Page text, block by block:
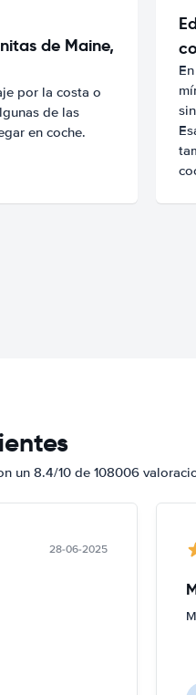
de Maine,
por la costa o
de las
en coche.
un 8.4/10 de 108006
28-06-2025